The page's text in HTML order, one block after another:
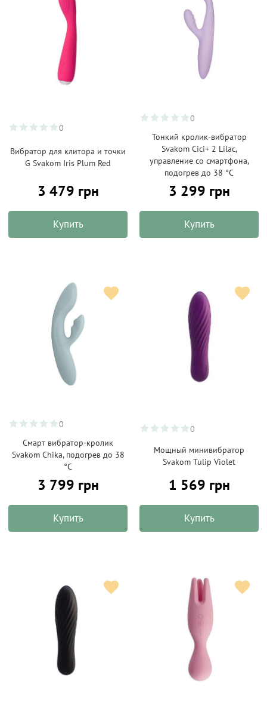
0
Вибратор для клитора и точки
G Svakom Iris Plum Red
3 479 грн
Купить
0
Тонкий кролик-вибратор
Svakom Cici+ 2 Lilac,
управление со смартфона,
подогрев до 38 °C
3 299 грн
Купить
0
Смарт вибратор-кролик
Svakom Chika, подогрев до 38
°C
3 799 грн
Купить
0
Мощный минивибратор
Svakom Tulip Violet
1 569 грн
Купить